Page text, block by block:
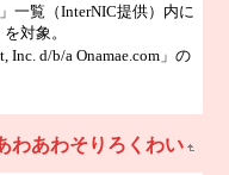
一覧（InterNIC提供）内に
対象。
d/b/a Onamae.com」の
わあわそりろくわい